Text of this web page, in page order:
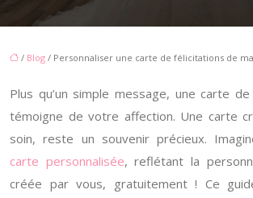
/ Blog / Personnaliser une carte de félicitations de
Plus qu’un simple message, une carte
témoigne de votre affection. Une carte
soin, reste un souvenir précieux.
carte personnalisée, reflétant la
créée par vous, gratuitement ! Ce